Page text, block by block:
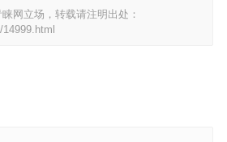
网立场，转载请注明出处：